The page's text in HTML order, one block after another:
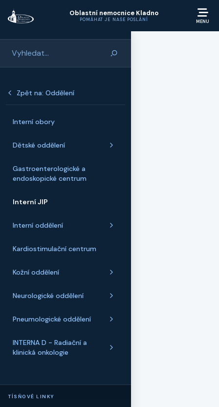
Oblastní nemocnice Kladno
POMÁHAT JE NAŠE POSLÁNÍ
Zpět na: Oddělení
Interní obory
Dětské oddělení
Gastroenterologické a
endoskopické centrum
Interní JIP
Interní oddělení
Kardiostimulační centrum
Kožní oddělení
Neurologické oddělení
Pneumologické oddělení
INTERNA D - Radiační a
klinická onkologie
TÍSŇOVÉ LINKY